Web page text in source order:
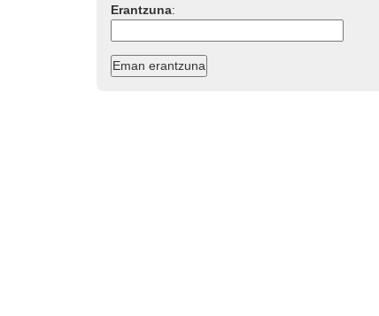
Erantzuna: